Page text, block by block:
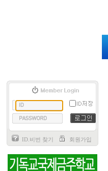
ID.비번 찾기 회원가입